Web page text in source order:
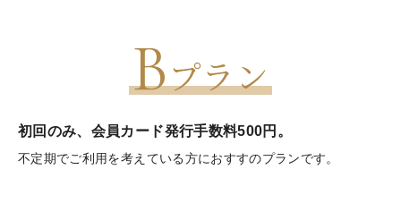
Bプラン
初回のみ、会員カード発行手数料500円。
不定期でご利用を考えている方におすすのプランです。